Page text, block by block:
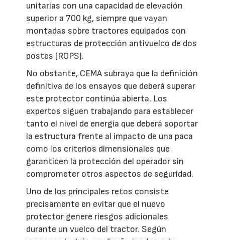
unitarias con una capacidad de elevación
superior a 700 kg, siempre que vayan
montadas sobre tractores equipados con
estructuras de protección antivuelco de dos
postes (ROPS).
No obstante, CEMA subraya que la definición
definitiva de los ensayos que deberá superar
este protector continúa abierta. Los
expertos siguen trabajando para establecer
tanto el nivel de energía que deberá soportar
la estructura frente al impacto de una paca
como los criterios dimensionales que
garanticen la protección del operador sin
comprometer otros aspectos de seguridad.
Uno de los principales retos consiste
precisamente en evitar que el nuevo
protector genere riesgos adicionales
durante un vuelco del tractor. Según